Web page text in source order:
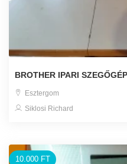
BROTHER IPARI
Esztergom
Siklosi Richard
10.000 FT